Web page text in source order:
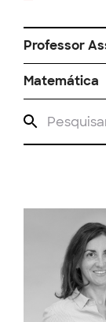
Professor
Matemática